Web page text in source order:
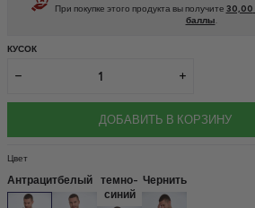
При покупке этого продукта вы получите 30,00
баллы
КУСОК
ДОБАВИТЬ В КОРЗИНУ
Цвет
Антрацитбелый
темно-
синий
Чернить